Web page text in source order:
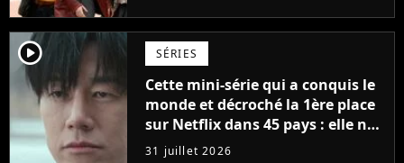
player2 SÉRIES
Cette mini-série qui a conquis le
monde et décroché la 1ère place
sur Netflix dans 45 pays : elle ne
compte que 10 épisodes et c'est
31 juillet 2026